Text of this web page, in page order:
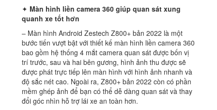
✦ Màn hình liền camera 360 giúp quan sát xung
quanh xe tốt hơn
– Màn hình Android Zestech Z800+ bản 2022 là một
bước tiến vượt bật với thiết kế màn hình liền camera 360
bao gồm hệ thống 4 mắt camera quan sát được bốn vị
trí trước, sau và hai bên gương, hình ảnh thu được sẽ
được phát trực tiếp lên màn hình với hình ảnh nhanh và
độ sắc nét cao. Ngoài ra, Z800+ bản 2022 còn có phần
mềm ghép ảnh để bạn có thể dễ dàng quan sát và thay
đổi góc nhìn hỗ trợ lái xe an toàn hơn.